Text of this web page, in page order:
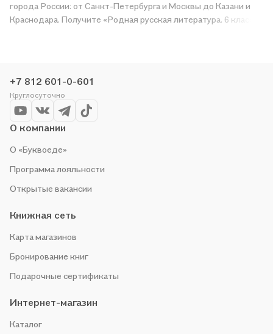
города России: от Санкт-Петербурга и Москвы до Казани и
Краснодара. Получите «Родная русская литература. 6 класс.
организуем конкурсы и проводим акции. Оставайтесь с нами,
чтобы не упустить выгоду!
+7 812 601-0-601
Круглосуточно
О компании
О «Буквоеде»
Программа лояльности
Открытые вакансии
Книжная сеть
Карта магазинов
Бронирование книг
Подарочные сертификаты
Интернет-магазин
Каталог